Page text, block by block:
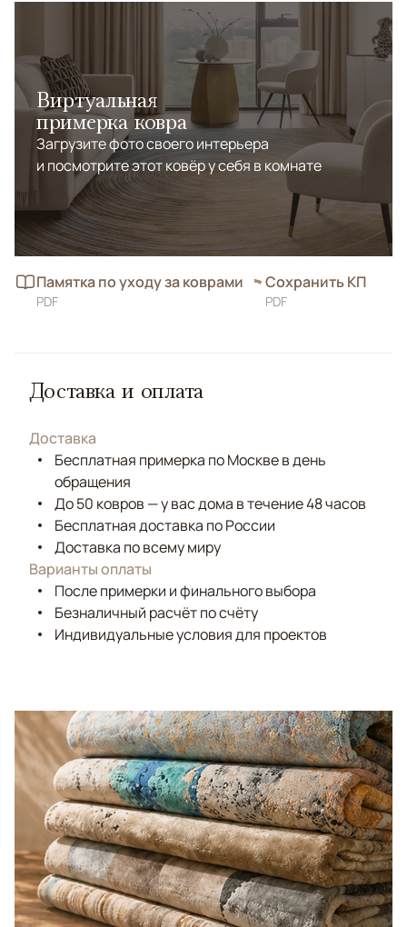
Виртуальная
примерка ковра
Загрузите фото своего интерьера
и посмотрите этот ковёр у себя в комнате
Памятка по уходу за коврами
PDF
Сохранить КП
PDF
Доставка и оплата
Доставка
Бесплатная примерка по Москве в день
обращения
До 50 ковров — у вас дома в течение 48 часов
Бесплатная доставка по России
Доставка по всему миру
Варианты оплаты
После примерки и финального выбора
Безналичный расчёт по счёту
Индивидуальные условия для проектов